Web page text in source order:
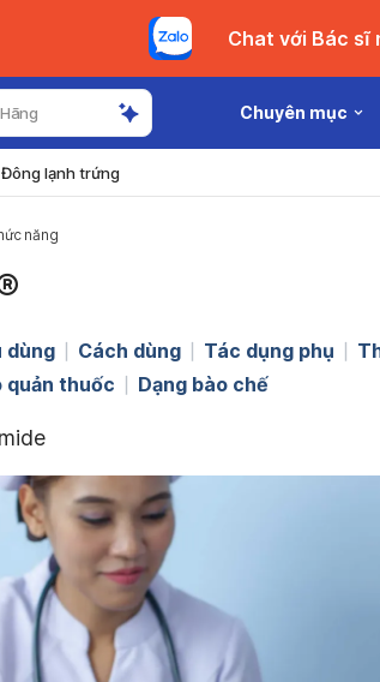
Chuyên mục
Đông lạnh trứng
năng
dùng Cách dùng Tác dụng phụ
quản thuốc Dạng bào chế